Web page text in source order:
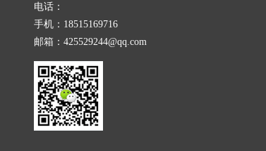
电话：
手机：18515169716
邮箱：425529244@qq.com